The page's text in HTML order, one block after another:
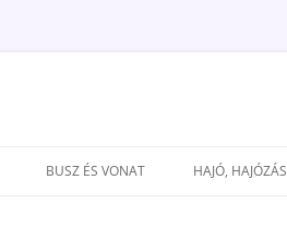
a
BUSZ ÉS VONAT HAJÓ, HAJÓZÁS